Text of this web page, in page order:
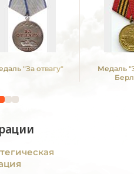
"За отвагу"
Медаль